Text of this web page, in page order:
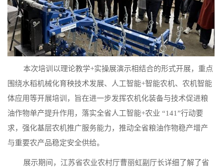
本次培训以理论教学+实操展演示相结合的形式开展，重点
围绕水稻机械化育秧技术发展、人工智能+智能农机、农机智能
体应用等开展培训，旨在进一步发挥农机化装备与技术促进粮
油作物单产提升作用，落实全省人工智能+农业 “141”行动要
求，强化基层农机推广服务能力，推动全省粮油作物稳产增产
与重要农产品稳定安全供给。
展示期间，江苏省农业农村厅曹丽虹副厅长详细了解了省